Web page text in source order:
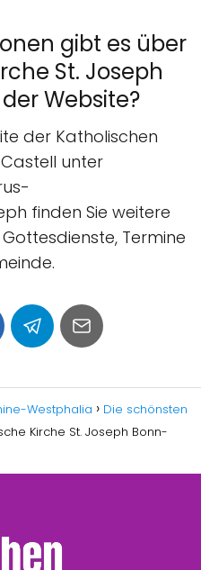
gibt es über
St. Joseph
Website?
der Katholischen
unter
finden Sie weitere
Termine
Westphalia
Die schönsten
Kirche St. Joseph Bonn-